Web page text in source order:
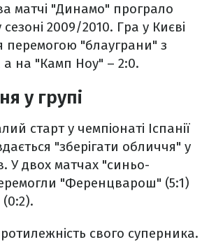
матчі "Динамо" програло
2009/2010. Гра у Києві
перемогою "блауграни" з
а на "Камп Ноу" – 2:0.
у групі
старт у чемпіонаті Іспанії
"зберігати обличчя" у
У двох матчах "синьо-
"Ференцварош" (5:1)
свого суперника.